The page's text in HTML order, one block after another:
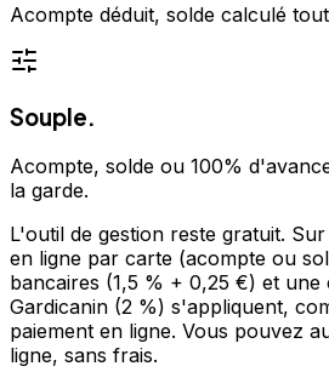
Acompte déduit, solde calculé
Souple.
Acompte, solde ou 100%
la garde.
L'outil de gestion reste gratuit.
en ligne par carte (acompte ou
bancaires (1,5 % + 0,25 €) et une
Gardicanin (2 %) s'appliquent,
paiement en ligne. Vous pouvez
ligne, sans frais.